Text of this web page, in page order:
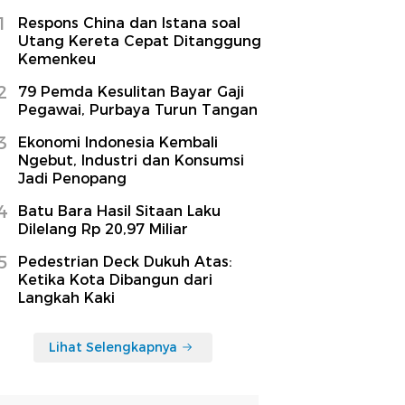
Respons China dan Istana soal
Utang Kereta Cepat Ditanggung
Kemenkeu
79 Pemda Kesulitan Bayar Gaji
Pegawai, Purbaya Turun Tangan
Ekonomi Indonesia Kembali
Ngebut, Industri dan Konsumsi
Jadi Penopang
Batu Bara Hasil Sitaan Laku
Dilelang Rp 20,97 Miliar
Pedestrian Deck Dukuh Atas:
Ketika Kota Dibangun dari
Langkah Kaki
Lihat Selengkapnya